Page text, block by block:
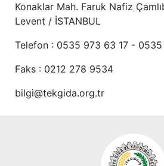
Konaklar Mah. Faruk Nafiz
Levent / İSTANBUL
Telefon : 0535 973 63 17 -
Faks : 0212 278 9534
bilgi@tekgida.org.tr